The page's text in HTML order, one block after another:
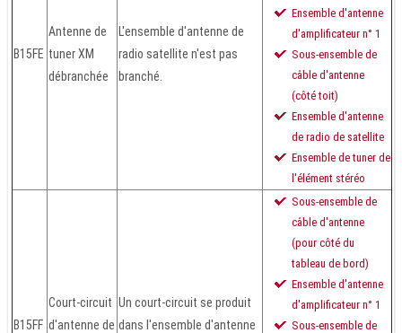
B15FE
Antenne de
tuner XM
débranchée
L'ensemble d'antenne de
radio satellite n'est pas
branché.
Ensemble d'antenne
d'amplificateur n° 1
Sous-ensemble de
câble d'antenne
(côté toit)
Ensemble d'antenne
de radio de satellite
Ensemble de tuner de
l'élément stéréo
B15FF
Court-circuit
d'antenne de
Un court-circuit se produit
dans l'ensemble d'antenne
Sous-ensemble de
câble d'antenne
(pour côté du
tableau de bord)
Ensemble d'antenne
d'amplificateur n° 1
Sous-ensemble de